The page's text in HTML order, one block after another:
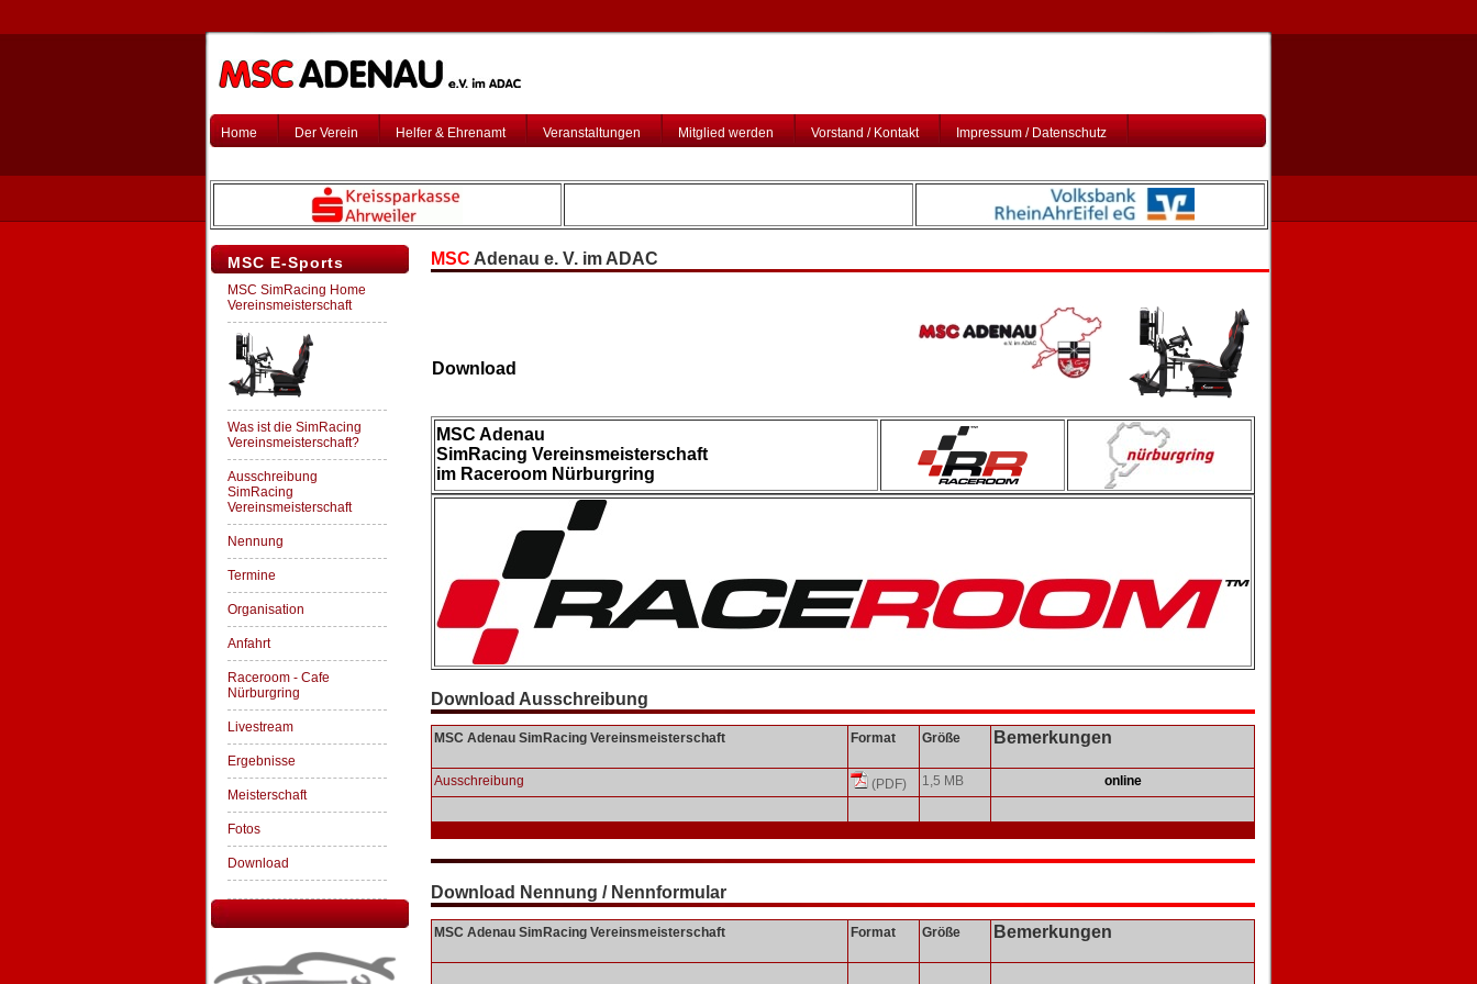
Home Der Verein Helfer & Ehrenamt Veranstaltungen Mitglied werden Vorstand / Kontakt Impressum / Datenschutz
MSC E-Sports
MSC SimRacing Home
Vereinsmeisterschaft
Was ist die SimRacing
Vereinsmeisterschaft?
Ausschreibung
SimRacing
Vereinsmeisterschaft
Nennung
Termine
Organisation
Anfahrt
Raceroom - Cafe
Nürburgring
Livestream
Ergebnisse
Meisterschaft
Fotos
Download
MSC Adenau e. V. im ADAC
Download
MSC Adenau
SimRacing Vereinsmeisterschaft
im Raceroom Nürburgring
Download Ausschreibung
MSC Adenau SimRacing Vereinsmeisterschaft Format Größe Bemerkungen
Ausschreibung (PDF) 1,5 MB online
Download Nennung / Nennformular
MSC Adenau SimRacing Vereinsmeisterschaft Format Größe Bemerkungen